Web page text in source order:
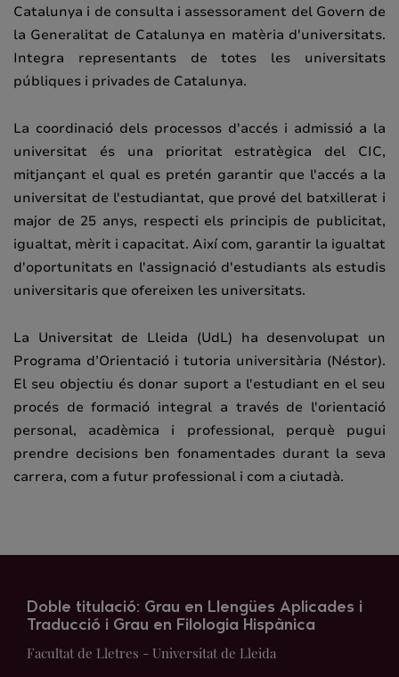
Catalunya i de consulta i assessorament del Govern de
la Generalitat de Catalunya en matèria d'universitats.
Integra representants de totes les universitats
públiques i privades de Catalunya.
La coordinació dels processos d'accés i admissió a la
universitat és una prioritat estratègica del CIC,
mitjançant el qual es pretén garantir que l'accés a la
universitat de l'estudiantat, que prové del batxillerat i
major de 25 anys, respecti els principis de publicitat,
igualtat, mèrit i capacitat. Així com, garantir la igualtat
d'oportunitats en l'assignació d'estudiants als estudis
universitaris que ofereixen les universitats.
La Universitat de Lleida (UdL) ha desenvolupat un
Programa d’Orientació i tutoria universitària (Néstor).
El seu objectiu és donar suport a l'estudiant en el seu
procés de formació integral a través de l'orientació
personal, acadèmica i professional, perquè pugui
prendre decisions ben fonamentades durant la seva
carrera, com a futur professional i com a ciutadà.
Doble titulació: Grau en Llengües Aplicades i
Traducció i Grau en Filologia Hispànica
Facultat de Lletres - Universitat de Lleida